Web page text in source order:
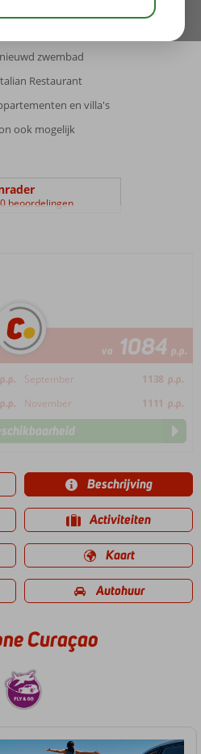
op ontbijt bij Logies & Ontbijt*
zwembad
Restaurant
en villa's
ook mogelijk
beoordelingen
va 1084 p.p.
p.p. September 1138 p.p.
p.p. November 1111 p.p.
Beschrijving
Activiteiten
Kaart
Autohuur
Curaçao